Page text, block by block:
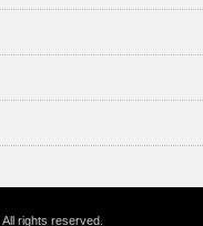
All rights reserved.